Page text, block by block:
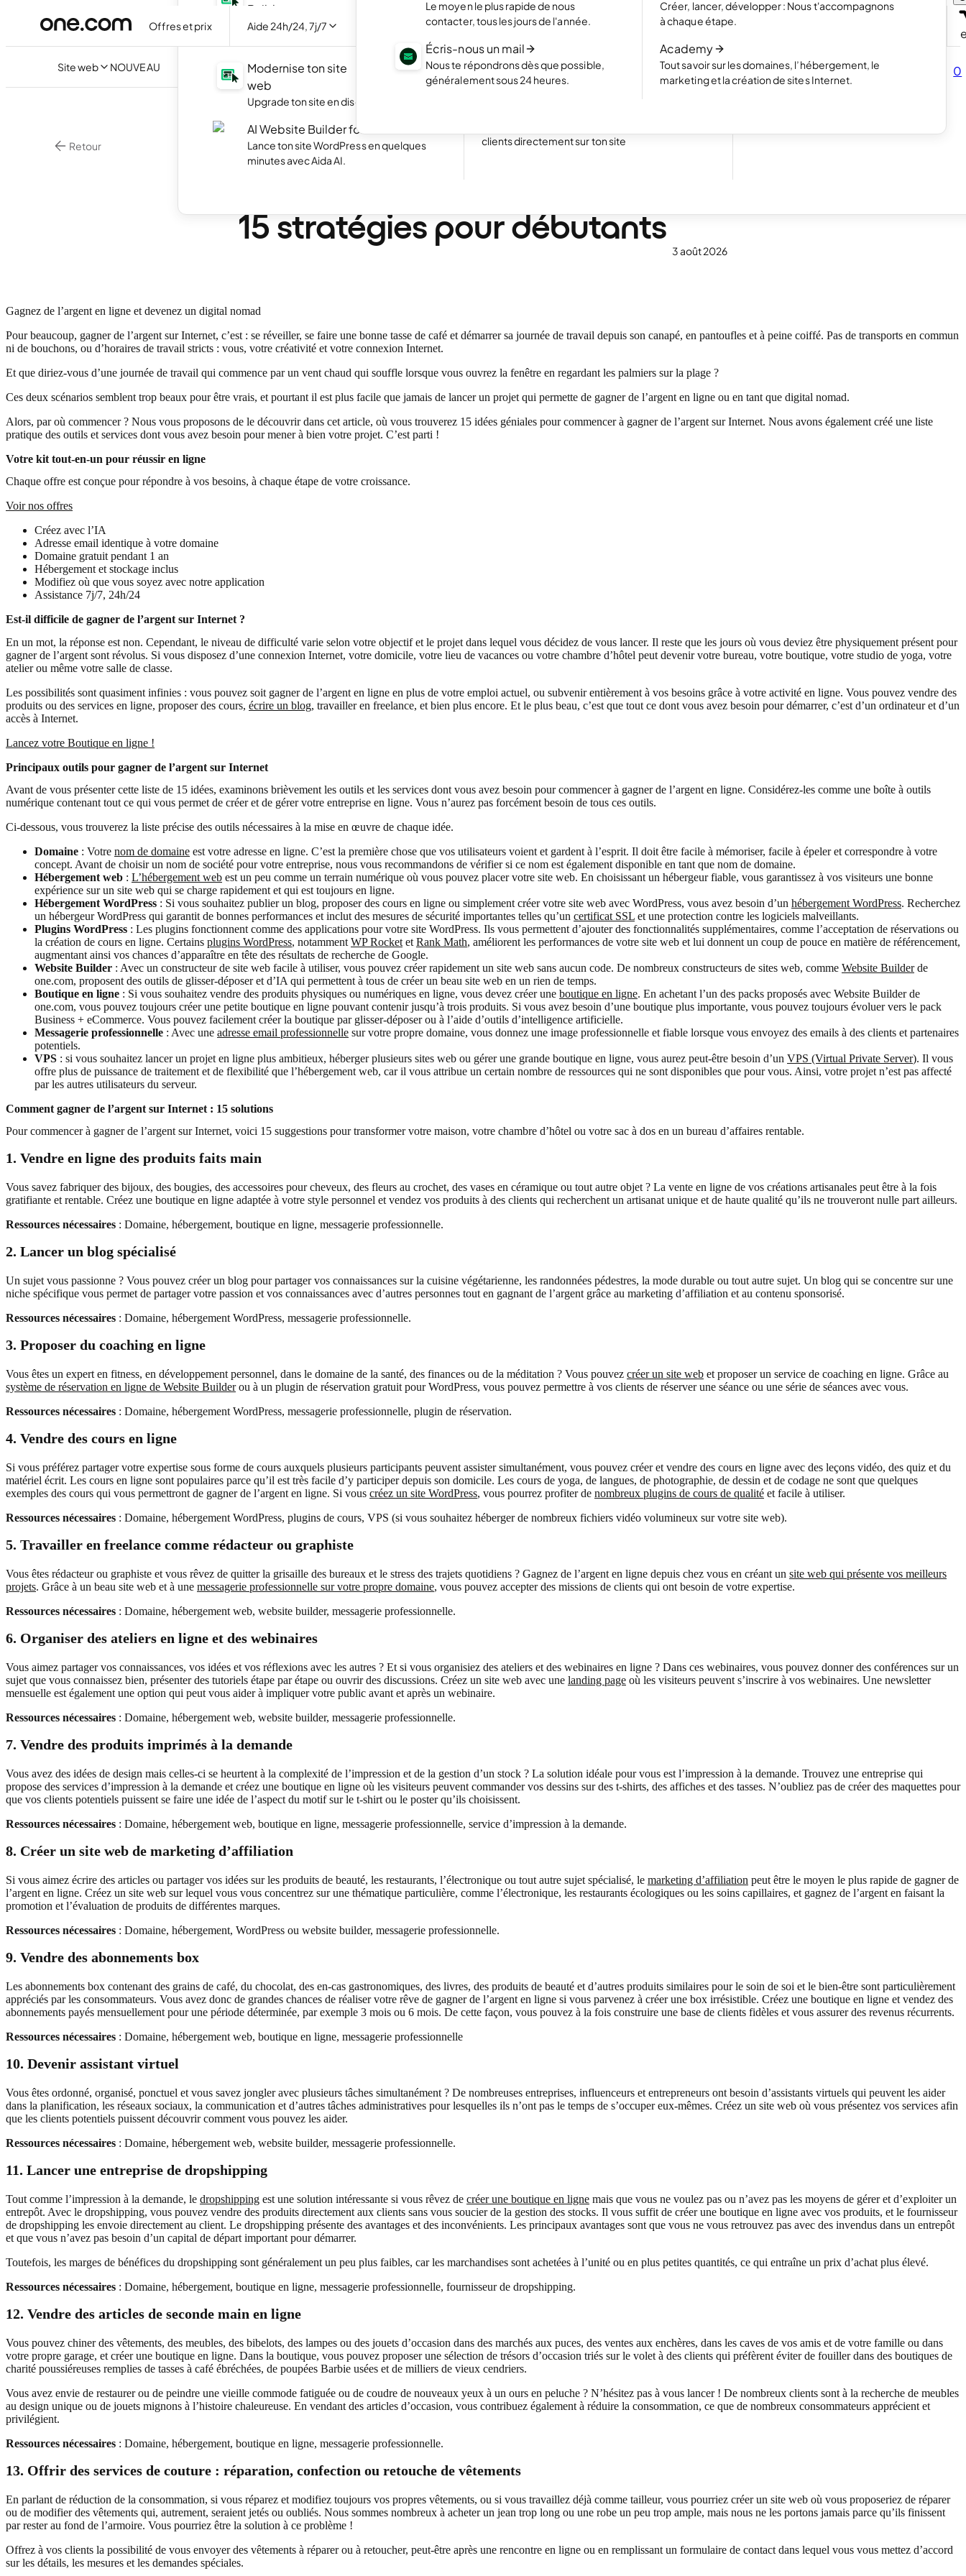
Offres et prix Aide 24h/24, 7j/7
Le moyen le plus rapide de nous
contacter, tous les jours de l'année.
Écris-nous un mail
Nous te répondrons dès que possible,
généralement sous 24 heures.
Créer, lancer, développer : Nous t'accompagnons
à chaque étape.
Academy
Tout savoir sur les domaines, l’hébergement, le
marketing et la création de sites Internet.
0
Site web NOUVEAU
Builder
Crée ton site facilement en discutant
Modernise ton site
web
NOUVEAU
Upgrade ton site en discutant avec l'IA.
AI Website Builder for WP
Lance ton site WordPress en quelques
minutes avec Aida AI.
Mets en valeur tes meilleurs projets avec un
portfolio élégant.
Boutique en ligne
Lance ta boutique et commence à vendre tes
produits en ligne
clients directement sur ton site
Lire l’article
Comment fonctionne la création de
Retour
Boutique En Ligne •14 min. de lecture
Gagner de l’argent sur Internet :
15 stratégies pour débutants
3 août 2026
Gagnez de l’argent en ligne et devenez un digital nomad
Pour beaucoup, gagner de l’argent sur Internet, c’est : se réveiller, se faire une bonne tasse de café et démarrer sa journée de travail depuis son canapé, en pantoufles et à peine coiffé. Pas de transports en commun
ni de bouchons, ou d’horaires de travail stricts : vous, votre créativité et votre connexion Internet.
Et que diriez-vous d’une journée de travail qui commence par un vent chaud qui souffle lorsque vous ouvrez la fenêtre en regardant les palmiers sur la plage ?
Ces deux scénarios semblent trop beaux pour être vrais, et pourtant il est plus facile que jamais de lancer un projet qui permette de gagner de l’argent en ligne ou en tant que digital nomad.
Alors, par où commencer ? Nous vous proposons de le découvrir dans cet article, où vous trouverez 15 idées géniales pour commencer à gagner de l’argent sur Internet. Nous avons également créé une liste
pratique des outils et services dont vous avez besoin pour mener à bien votre projet. C’est parti !
Votre kit tout-en-un pour réussir en ligne
Chaque offre est conçue pour répondre à vos besoins, à chaque étape de votre croissance.
Voir nos offres
Créez avec l’IA
Adresse email identique à votre domaine
Domaine gratuit pendant 1 an
Hébergement et stockage inclus
Modifiez où que vous soyez avec notre application
Assistance 7j/7, 24h/24
Est-il difficile de gagner de l’argent sur Internet ?
En un mot, la réponse est non. Cependant, le niveau de difficulté varie selon votre objectif et le projet dans lequel vous décidez de vous lancer. Il reste que les jours où vous deviez être physiquement présent pour
gagner de l’argent sont révolus. Si vous disposez d’une connexion Internet, votre domicile, votre lieu de vacances ou votre chambre d’hôtel peut devenir votre bureau, votre boutique, votre studio de yoga, votre
atelier ou même votre salle de classe.
Les possibilités sont quasiment infinies : vous pouvez soit gagner de l’argent en ligne en plus de votre emploi actuel, ou subvenir entièrement à vos besoins grâce à votre activité en ligne. Vous pouvez vendre des
produits ou des services en ligne, proposer des cours, écrire un blog, travailler en freelance, et bien plus encore. Et le plus beau, c’est que tout ce dont vous avez besoin pour démarrer, c’est d’un ordinateur et d’un
accès à Internet.
Lancez votre Boutique en ligne !
Principaux outils pour gagner de l’argent sur Internet
Avant de vous présenter cette liste de 15 idées, examinons brièvement les outils et les services dont vous avez besoin pour commencer à gagner de l’argent en ligne. Considérez-les comme une boîte à outils
numérique contenant tout ce qui vous permet de créer et de gérer votre entreprise en ligne. Vous n’aurez pas forcément besoin de tous ces outils.
Ci-dessous, vous trouverez la liste précise des outils nécessaires à la mise en œuvre de chaque idée.
Domaine : Votre nom de domaine est votre adresse en ligne. C’est la première chose que vos utilisateurs voient et gardent à l’esprit. Il doit être facile à mémoriser, facile à épeler et correspondre à votre
concept. Avant de choisir un nom de société pour votre entreprise, nous vous recommandons de vérifier si ce nom est également disponible en tant que nom de domaine.
Hébergement web : L’hébergement web est un peu comme un terrain numérique où vous pouvez placer votre site web. En choisissant un hébergeur fiable, vous garantissez à vos visiteurs une bonne
expérience sur un site web qui se charge rapidement et qui est toujours en ligne.
Hébergement WordPress : Si vous souhaitez publier un blog, proposer des cours en ligne ou simplement créer votre site web avec WordPress, vous avez besoin d’un hébergement WordPress. Recherchez
un hébergeur WordPress qui garantit de bonnes performances et inclut des mesures de sécurité importantes telles qu’un certificat SSL et une protection contre les logiciels malveillants.
Plugins WordPress : Les plugins fonctionnent comme des applications pour votre site WordPress. Ils vous permettent d’ajouter des fonctionnalités supplémentaires, comme l’acceptation de réservations ou
la création de cours en ligne. Certains plugins WordPress, notamment WP Rocket et Rank Math, améliorent les performances de votre site web et lui donnent un coup de pouce en matière de référencement,
augmentant ainsi vos chances d’apparaître en tête des résultats de recherche de Google.
Website Builder : Avec un constructeur de site web facile à utiliser, vous pouvez créer rapidement un site web sans aucun code. De nombreux constructeurs de sites web, comme Website Builderde
one.com, proposent des outils de glisser-déposer et d’IA qui permettent à tous de créer un beau site web en un rien de temps.
Boutique en ligne : Si vous souhaitez vendre des produits physiques ou numériques en ligne, vous devez créer une boutique en ligne. En achetant l’un des packs proposés avec Website Builder de
one.com, vous pouvez toujours créer une petite boutique en ligne pouvant contenir jusqu’à trois produits. Si vous avez besoin d’une boutique plus importante, vous pouvez toujours évoluer vers le pack
Business + eCommerce. Vous pouvez facilement créer la boutique par glisser-déposer ou à l’aide d’outils d’intelligence artificielle.
Messagerie professionnelle : Avec une adresse email professionnelle sur votre propre domaine, vous donnez une image professionnelle et fiable lorsque vous envoyez des emails à des clients et partenaires
potentiels.
VPS : si vous souhaitez lancer un projet en ligne plus ambitieux, héberger plusieurs sites web ou gérer une grande boutique en ligne, vous aurez peut-être besoin d’un VPS (Virtual Private Server). Il vous
offre plus de puissance de traitement et de flexibilité que l’hébergement web, car il vous attribue un certain nombre de ressources qui ne sont disponibles que pour vous. Ainsi, votre projet n’est pas affecté
par les autres utilisateurs du serveur.
Comment gagner de l’argent sur Internet : 15 solutions
Pour commencer à gagner de l’argent sur Internet, voici 15 suggestions pour transformer votre maison, votre chambre d’hôtel ou votre sac à dos en un bureau d’affaires rentable.
1. Vendre en ligne des produits faits main
Vous savez fabriquer des bijoux, des bougies, des accessoires pour cheveux, des fleurs au crochet, des vases en céramique ou tout autre objet ? La vente en ligne de vos créations artisanales peut être à la fois
gratifiante et rentable. Créez une boutique en ligne adaptée à votre style personnel et vendez vos produits à des clients qui recherchent un artisanat unique et de haute qualité qu’ils ne trouveront nulle part ailleurs.
Ressources nécessaires : Domaine, hébergement, boutique en ligne, messagerie professionnelle.
2. Lancer un blog spécialisé
Un sujet vous passionne ? Vous pouvez créer un blog pour partager vos connaissances sur la cuisine végétarienne, les randonnées pédestres, la mode durable ou tout autre sujet. Un blog qui se concentre sur une
niche spécifique vous permet de partager votre passion et vos connaissances avec d’autres personnes tout en gagnant de l’argent grâce au marketing d’affiliation et au contenu sponsorisé.
Ressources nécessaires : Domaine, hébergement WordPress, messagerie professionnelle.
3. Proposer du coaching en ligne
Vous êtes un expert en fitness, en développement personnel, dans le domaine de la santé, des finances ou de la méditation ? Vous pouvez créer un site web et proposer un service de coaching en ligne. Grâce au
système de réservation en ligne de Website Builderou à un plugin de réservation gratuit pour WordPress, vous pouvez permettre à vos clients de réserver une séance ou une série de séances avec vous.
Ressources nécessaires : Domaine, hébergement WordPress, messagerie professionnelle, plugin de réservation.
4. Vendre des cours en ligne
Si vous préférez partager votre expertise sous forme de cours auxquels plusieurs participants peuvent assister simultanément, vous pouvez créer et vendre des cours en ligne avec des leçons vidéo, des quiz et du
matériel écrit. Les cours en ligne sont populaires parce qu’il est très facile d’y participer depuis son domicile. Les cours de yoga, de langues, de photographie, de dessin et de codage ne sont que quelques
exemples des cours qui vous permettront de gagner de l’argent en ligne. Si vous créez un site WordPress, vous pourrez profiter de nombreux plugins de cours de qualité et facile à utiliser.
Ressources nécessaires : Domaine, hébergement WordPress, plugins de cours, VPS (si vous souhaitez héberger de nombreux fichiers vidéo volumineux sur votre site web).
5. Travailler en freelance comme rédacteur ou graphiste
Vous êtes rédacteur ou graphiste et vous rêvez de quitter la grisaille des bureaux et le stress des trajets quotidiens ? Gagnez de l’argent en ligne depuis chez vous en créant un site web qui présente vos meilleurs
projets. Grâce à un beau site web et à une messagerie professionnelle sur votre propre domaine, vous pouvez accepter des missions de clients qui ont besoin de votre expertise.
Ressources nécessaires : Domaine, hébergement web, website builder, messagerie professionnelle.
6. Organiser des ateliers en ligne et des webinaires
Vous aimez partager vos connaissances, vos idées et vos réflexions avec les autres ? Et si vous organisiez des ateliers et des webinaires en ligne ? Dans ces webinaires, vous pouvez donner des conférences sur un
sujet que vous connaissez bien, présenter des tutoriels étape par étape ou ouvrir des discussions. Créez un site web avec une landing page où les visiteurs peuvent s’inscrire à vos webinaires. Une newsletter
mensuelle est également une option qui peut vous aider à impliquer votre public avant et après un webinaire.
Ressources nécessaires : Domaine, hébergement web, website builder, messagerie professionnelle.
7. Vendre des produits imprimés à la demande
Vous avez des idées de design mais celles-ci se heurtent à la complexité de l’impression et de la gestion d’un stock ? La solution idéale pour vous est l’impression à la demande. Trouvez une entreprise qui
propose des services d’impression à la demande et créez une boutique en ligne où les visiteurs peuvent commander vos dessins sur des t-shirts, des affiches et des tasses. N’oubliez pas de créer des maquettes pour
que vos clients potentiels puissent se faire une idée de l’aspect du motif sur le t-shirt ou le poster qu’ils choisissent.
Ressources nécessaires : Domaine, hébergement web, boutique en ligne, messagerie professionnelle, service d’impression à la demande.
8. Créer un site web de marketing d’affiliation
Si vous aimez écrire des articles ou partager vos idées sur les produits de beauté, les restaurants, l’électronique ou tout autre sujet spécialisé, le marketing d’affiliation peut être le moyen le plus rapide de gagner de
l’argent en ligne. Créez un site web sur lequel vous vous concentrez sur une thématique particulière, comme l’électronique, les restaurants écologiques ou les soins capillaires, et gagnez de l’argent en faisant la
promotion et l’évaluation de produits de différentes marques.
Ressources nécessaires : Domaine, hébergement, WordPress ou website builder, messagerie professionnelle.
9. Vendre des abonnements box
Les abonnements box contenant des grains de café, du chocolat, des en-cas gastronomiques, des livres, des produits de beauté et d’autres produits similaires pour le soin de soi et le bien-être sont particulièrement
appréciés par les consommateurs. Vous avez donc de grandes chances de réaliser votre rêve de gagner de l’argent en ligne si vous parvenez à créer une box irrésistible. Créez une boutique en ligne et vendez des
abonnements payés mensuellement pour une période déterminée, par exemple 3 mois ou 6 mois. De cette façon, vous pouvez à la fois construire une base de clients fidèles et vous assurer des revenus récurrents.
Ressources nécessaires : Domaine, hébergement web, boutique en ligne, messagerie professionnelle
10. Devenir assistant virtuel
Vous êtes ordonné, organisé, ponctuel et vous savez jongler avec plusieurs tâches simultanément ? De nombreuses entreprises, influenceurs et entrepreneurs ont besoin d’assistants virtuels qui peuvent les aider
dans la planification, les réseaux sociaux, la communication et d’autres tâches administratives pour lesquelles ils n’ont pas le temps de s’occuper eux-mêmes. Créez un site web où vous présentez vos services afin
que les clients potentiels puissent découvrir comment vous pouvez les aider.
Ressources nécessaires : Domaine, hébergement web, website builder, messagerie professionnelle.
11. Lancer une entreprise de dropshipping
Tout comme l’impression à la demande, le dropshipping est une solution intéressante si vous rêvez de créer une boutique en ligne mais que vous ne voulez pas ou n’avez pas les moyens de gérer et d’exploiter un
entrepôt. Avec le dropshipping, vous pouvez vendre des produits directement aux clients sans vous soucier de la gestion des stocks. Il vous suffit de créer une boutique en ligne avec vos produits, et le fournisseur
de dropshipping les envoie directement au client. Le dropshipping présente des avantages et des inconvénients. Les principaux avantages sont que vous ne vous retrouvez pas avec des invendus dans un entrepôt
et que vous n’avez pas besoin d’un capital de départ important pour démarrer.
Toutefois, les marges de bénéfices du dropshipping sont généralement un peu plus faibles, car les marchandises sont achetées à l’unité ou en plus petites quantités, ce qui entraîne un prix d’achat plus élevé.
Ressources nécessaires : Domaine, hébergement, boutique en ligne, messagerie professionnelle, fournisseur de dropshipping.
12. Vendre des articles de seconde main en ligne
Vous pouvez chiner des vêtements, des meubles, des bibelots, des lampes ou des jouets d’occasion dans des marchés aux puces, des ventes aux enchères, dans les caves de vos amis et de votre famille ou dans
votre propre garage, et créer une boutique en ligne. Dans la boutique, vous pouvez proposer une sélection de trésors d’occasion triés sur le volet à des clients qui préfèrent éviter de fouiller dans des boutiques de
charité poussiéreuses remplies de tasses à café ébréchées, de poupées Barbie usées et de milliers de vieux cendriers.
Vous avez envie de restaurer ou de peindre une vieille commode fatiguée ou de coudre de nouveaux yeux à un ours en peluche ? N’hésitez pas à vous lancer ! De nombreux clients sont à la recherche de meubles
au design unique ou de jouets mignons à l’histoire chaleureuse. En vendant des articles d’occasion, vous contribuez également à réduire la consommation, ce que de nombreux consommateurs apprécient et
privilégient.
Ressources nécessaires : Domaine, hébergement, boutique en ligne, messagerie professionnelle.
13. Offrir des services de couture : réparation, confection ou retouche de vêtements
En parlant de réduction de la consommation, si vous réparez et modifiez toujours vos propres vêtements, ou si vous travaillez déjà comme tailleur, vous pourriez créer un site web où vous proposeriez de réparer
ou de modifier des vêtements qui, autrement, seraient jetés ou oubliés. Nous sommes nombreux à acheter un jean trop long ou une robe un peu trop ample, mais nous ne les portons jamais parce qu’ils finissent
par rester au fond de l’armoire. Vous pourriez être la solution à ce problème !
Offrez à vos clients la possibilité de vous envoyer des vêtements à réparer ou à retoucher, peut-être après une rencontre en ligne ou en remplissant un formulaire de contact dans lequel vous vous mettez d’accord
sur les détails, les mesures et les demandes spéciales.